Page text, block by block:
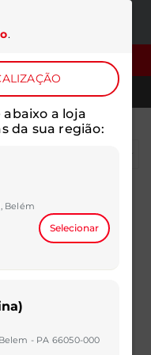
.
abaixo a loja
da sua região:
Belém
Selecionar
- PA 66050-000